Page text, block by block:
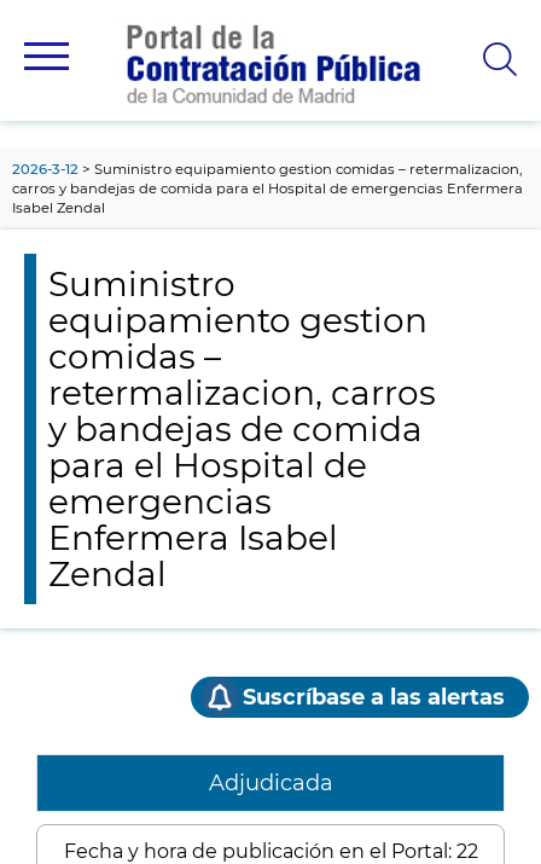
principal
2026-3-12
Suministro equipamiento gestion comidas – retermalizacion,
carros y bandejas de comida para el Hospital de emergencias Enfermera
Isabel Zendal
Suministro
equipamiento gestion
comidas –
retermalizacion, carros
y bandejas de comida
para el Hospital de
emergencias
Enfermera Isabel
Zendal
Suscríbase a las alertas
Adjudicada
Fecha y hora de publicación en el Portal: 22